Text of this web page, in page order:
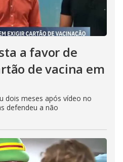
a favor de
de vacina em
dois meses após vídeo no
defendeu a não